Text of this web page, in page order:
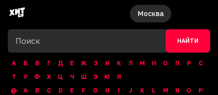
Москва
НАЙТИ
А Б В Г Д Е Ж З И К Л М Н О П Р
С
Т
У Ф Х Ц Ч Ш Э Ю
Я
@
A B C D E F G H I J K L M N O
P